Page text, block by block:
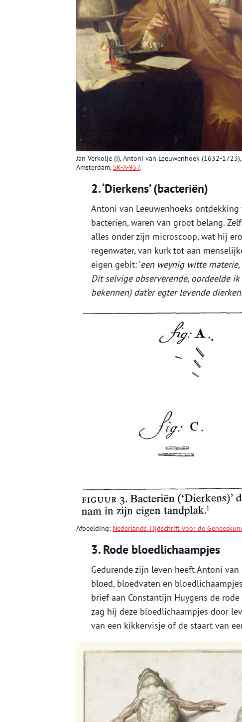
Jan Verkolje (I), Antoni van Leeuwenhoek (1632-
Amsterdam,SK-A-957.
2. ‘Dierkens’ (bacteriën)
Antoni van Leeuwenhoeks
bacteriën, waren van groot belang.
alles onder zijn microscoop, wat hij
regenwater, van kurk tot aan
eigen gebit: ‘een weynig witte
Dit selvige observerende, oordeelde
bekennen) dat’er egter levende
Afbeelding: Nederlands Tijdschrift voor de
3. Rode bloedlichaampjes
Gedurende zijn leven heeft Antoni
bloed, bloedvaten en
brief aan Constantijn Huygens de
zag hij deze bloedlichaampjes door
van een kikkervisje of de staart van